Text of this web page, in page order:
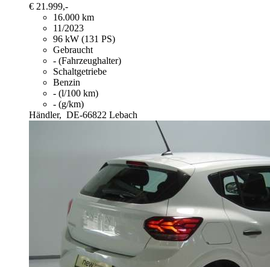
€ 21.999,-
16.000 km
11/2023
96 kW (131 PS)
Gebraucht
- (Fahrzeughalter)
Schaltgetriebe
Benzin
- (l/100 km)
- (g/km)
Händler, DE-66822 Lebach